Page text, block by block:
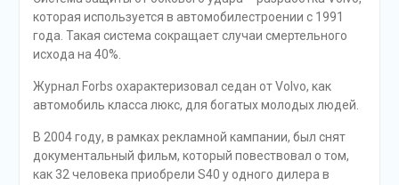
которая используется в автомобилестроении с 1991
года. Такая система сокращает случаи смертельного
исхода на 40%.
Журнал Forbs охарактеризовал седан от Volvo, как
автомобиль класса люкс, для богатых молодых людей.
В 2004 году, в рамках рекламной кампании, был снят
документальный фильм, который повествовал о том,
как 32 человека приобрели S40 у одного дилера в